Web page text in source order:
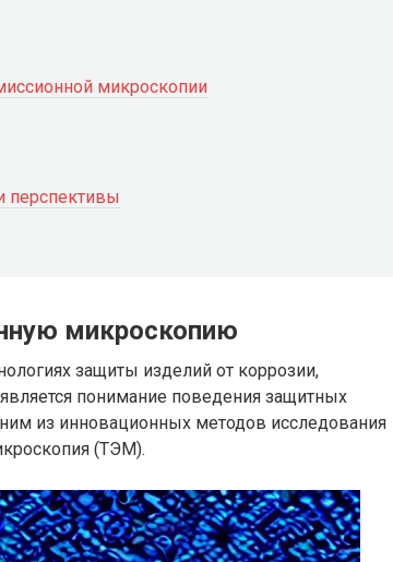
микроскопии
перспективы
микроскопию
защиты изделий от коррозии,
понимание поведения защитных
из инновационных методов исследования
(ТЭМ).